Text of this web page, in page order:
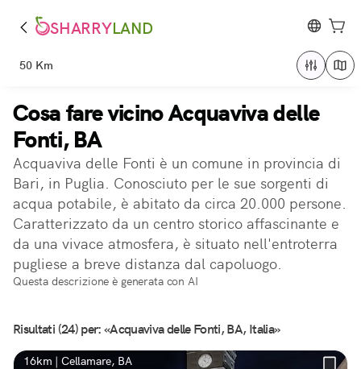
SHARRYLAND
50 Km
Cosa fare vicino Acquaviva delle
Fonti, BA
Acquaviva delle Fonti è un comune in provincia di
Bari, in Puglia. Conosciuto per le sue sorgenti di
acqua potabile, è abitato da circa 20.000 persone.
Caratterizzato da un centro storico affascinante e
da una vivace atmosfera, è situato nell'entroterra
pugliese a breve distanza dal capoluogo.
Questa descrizione è generata con AI
Risultati (24) per: «Acquaviva delle Fonti, BA, Italia»
16km | Cellamare, BA